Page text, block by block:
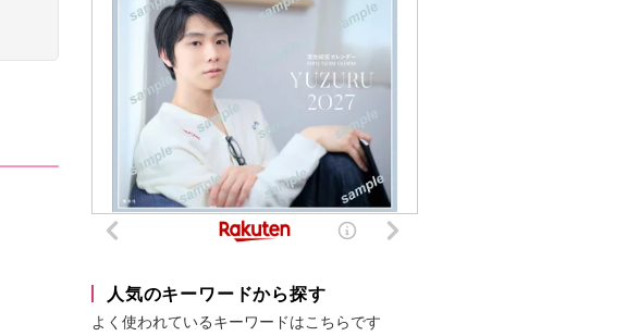
人気のキーワードから探す
よく使われているキーワードはこちらです